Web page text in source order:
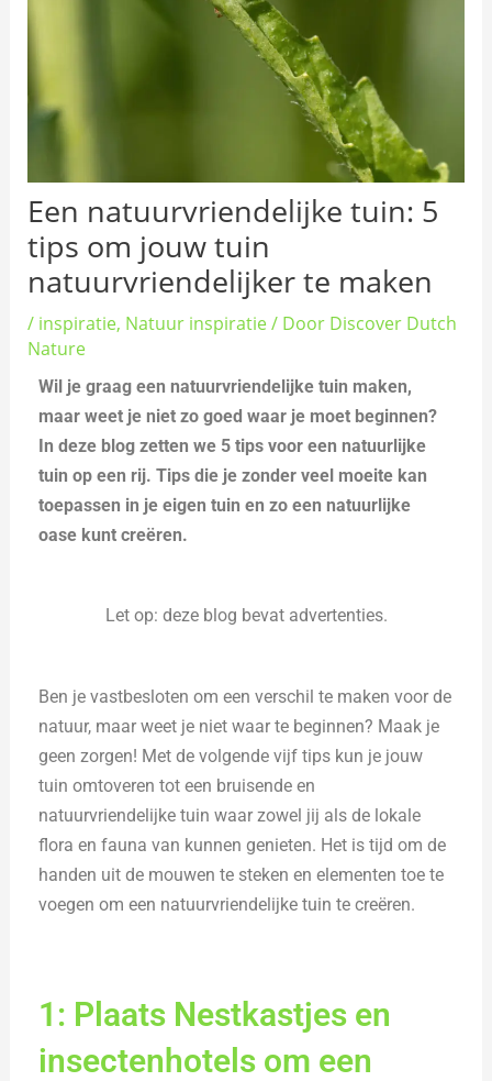
Een natuurvriendelijke tuin: 5
tips om jouw tuin
natuurvriendelijker te maken
/ inspiratie, Natuur inspiratie/ Door Discover Dutch
Nature
Wil je graag een natuurvriendelijke tuin maken,
maar weet je niet zo goed waar je moet beginnen?
In deze blog zetten we 5 tips voor een natuurlijke
tuin op een rij. Tips die je zonder veel moeite kan
toepassen in je eigen tuin en zo een natuurlijke
oase kunt creëren.
Let op: deze blog bevat advertenties.
Ben je vastbesloten om een verschil te maken voor de
natuur, maar weet je niet waar te beginnen? Maak je
geen zorgen! Met de volgende vijf tips kun je jouw
tuin omtoveren tot een bruisende en
natuurvriendelijke tuin waar zowel jij als de lokale
flora en fauna van kunnen genieten. Het is tijd om de
handen uit de mouwen te steken en elementen toe te
voegen om een natuurvriendelijke tuin te creëren.
1: Plaats Nestkastjes en
insectenhotels om een